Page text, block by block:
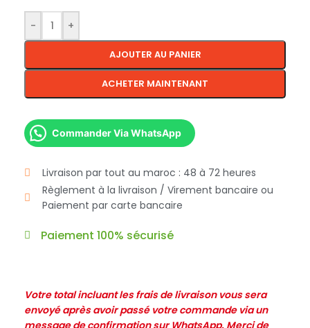
- +
AJOUTER AU PANIER
ACHETER MAINTENANT
Commander Via WhatsApp
Livraison par tout au maroc : 48 à 72 heures
Règlement à la livraison / Virement bancaire ou
Paiement par carte bancaire
Paiement 100% sécurisé
Votre total incluant les frais de livraison vous sera
envoyé après avoir passé votre commande via un